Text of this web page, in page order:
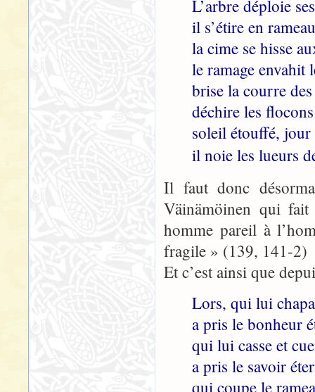
L’arbre déploie
il s’étire en
la cime se hisse
le ramage envahit
brise la courre
déchire les
soleil étouffé,
il noie les lueurs
Il faut donc
Väinämöinen qui
homme pareil à
fragile » (139, 141-2)
Et c’est ainsi que
Lors, qui lui
a pris le bonheur
qui lui casse et
a pris le savoir
qui coupe le